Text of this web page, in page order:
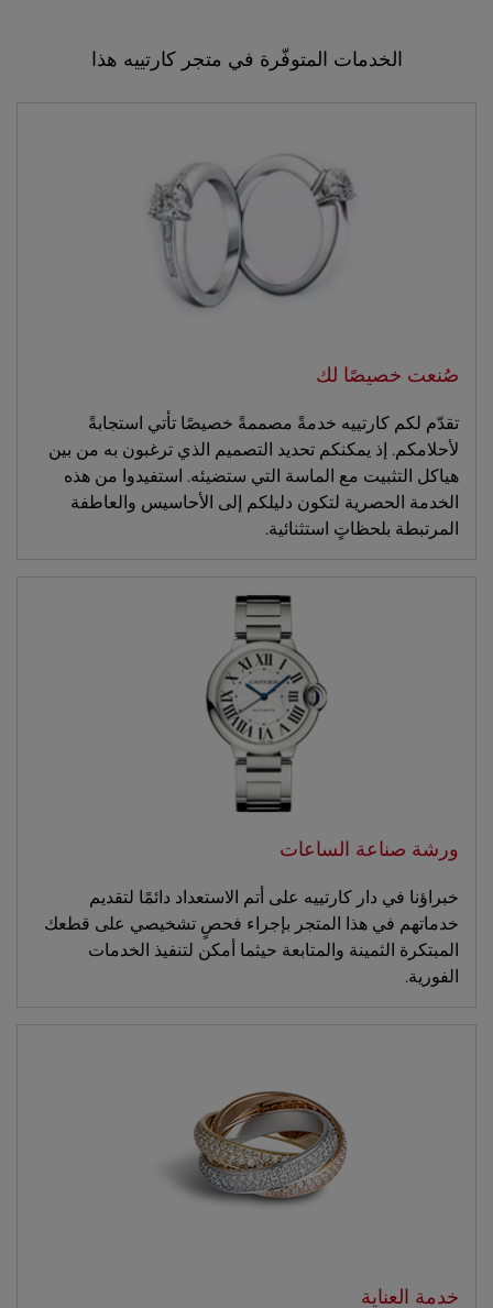
الخدمات المتوفّرة في متجر كارتييه هذا
صُنعت خصيصًا لك
تقدّم لكم كارتييه خدمةً مصممةً خصيصًا تأتي استجابةً
لأحلامكم. إذ يمكنكم تحديد التصميم الذي ترغبون به من بين
هياكل التثبيت مع الماسة التي ستضيئه. استفيدوا من هذه
الخدمة الحصرية لتكون دليلكم إلى الأحاسيس والعاطفة
المرتبطة بلحظاتٍ استثنائية.
ورشة صناعة الساعات
خبراؤنا في دار كارتييه على أتم الاستعداد دائمًا لتقديم
خدماتهم في هذا المتجر بإجراء فحصٍ تشخيصي على قطعك
المبتكرة الثمينة والمتابعة حيثما أمكن لتنفيذ الخدمات
الفورية.
خدمة العناية